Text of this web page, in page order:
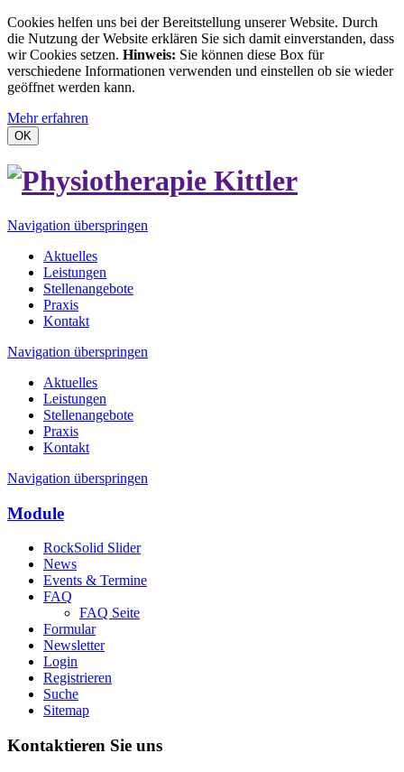
Cookies helfen uns bei der Bereitstellung unserer Website. Durch
die Nutzung der Website erklären Sie sich damit einverstanden, dass
wir Cookies setzen. Hinweis: Sie können diese Box für
verschiedene Informationen verwenden und einstellen ob sie wieder
geöffnet werden kann.
Mehr erfahren
OK
Navigation überspringen
Aktuelles
Leistungen
Stellenangebote
Praxis
Kontakt
Navigation überspringen
Aktuelles
Leistungen
Stellenangebote
Praxis
Kontakt
Navigation überspringen
Module
RockSolid Slider
News
Events & Termine
FAQ
FAQ Seite
Formular
Newsletter
Login
Registrieren
Suche
Sitemap
Kontaktieren Sie uns